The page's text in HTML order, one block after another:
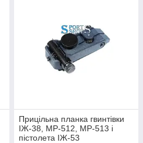
Прицільна планка гвинтівки
ІЖ-38, МР-512, МР-513 і
пістолета ІЖ-53